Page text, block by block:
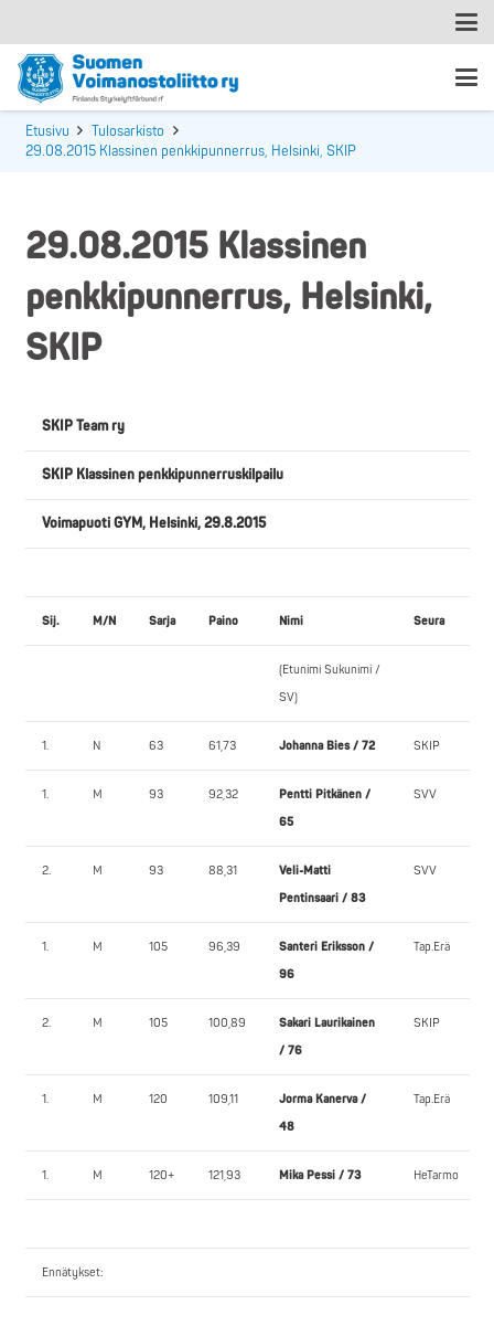
Etusivu
Tulosarkisto
29.08.2015 Klassinen penkkipunnerrus, Helsinki, SKIP
29.08.2015 Klassinen
penkkipunnerrus, Helsinki,
SKIP
SKIP Team ry
SKIP Klassinen penkkipunnerruskilpailu
Voimapuoti GYM, Helsinki, 29.8.2015
Sij. M/N Sarja Paino Nimi Seura
(Etunimi Sukunimi /
SV)
1. N 63 61,73 Johanna Bies / 72 SKIP
1. M 93 92,32
Pentti Pitkänen /
65
SVV
2. M 93 88,31
Veli-Matti
Pentinsaari / 83
SVV
1. M 105 96,39
Santeri Eriksson /
96
Tap.Erä
2. M 105 100,89
Sakari Laurikainen
/ 76
SKIP
1. M 120 109,11
Jorma Kanerva /
48
Tap.Erä
1. M 120+ 121,93 Mika Pessi / 73 HeTarmo
Ennätykset: